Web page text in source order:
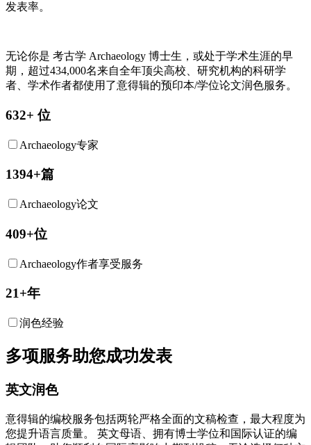
发表率。
无论你是 考古学 Archaeology 博士生，或处于学术生涯的早
期，超过434,000名来自全年顶尖高校、研究机构的科研学
者、学术作者都使用了意得辑的预印本/学位论文润色服务。
632+ 位
Archaeology专家
1394+篇
Archaeology论文
409+位
Archaeology作者享受服务
21+年
润色经验
多项服务助您成功发表
英文润色
意得辑的编校服务包括两轮严格全面的文稿检查，最大程度为
您提升语言质量。 英文母语、拥有博士学位和国际认证的编